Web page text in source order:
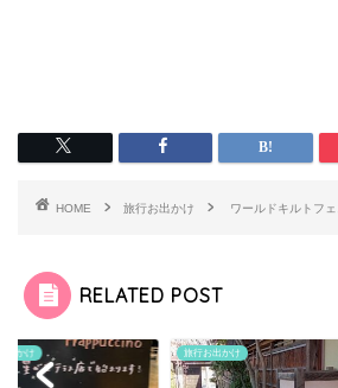
HOME 旅行お出かけ ワールドキルトフ
RELATED POST
出かけ 旅行お出かけ